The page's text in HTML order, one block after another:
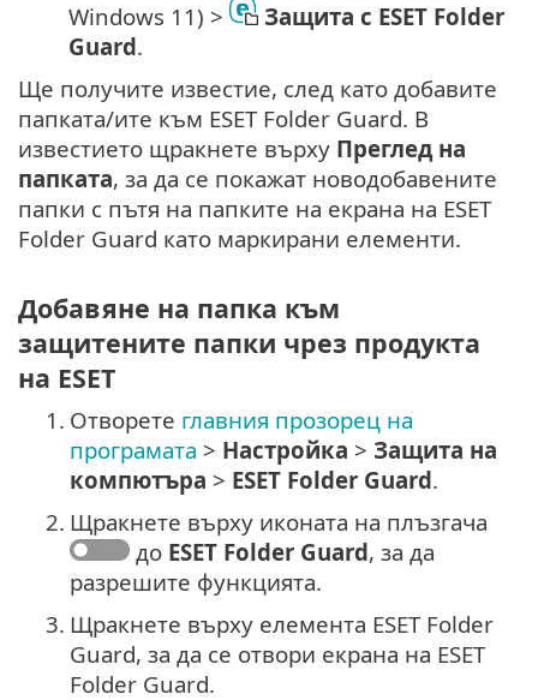
Windows 11) >
Защита с ESET Folder
Guard.
Ще получите известие, след като добавите
папката/ите към ESET Folder Guard. В
известието щракнете върху Преглед на
папката, за да се покажат новодобавените
папки с пътя на папките на екрана на ESET
Folder Guard като маркирани елементи.
Добавяне на папка към
защитените папки чрез продукта
на ESET
1. Отворете главния прозорец на
програмата > Настройка > Защита на
компютъра > ESET Folder Guard.
2. Щракнете върху иконата на плъзгача
до ESET Folder Guard, за да
разрешите функцията.
3. Щракнете върху елемента ESET Folder
Guard, за да се отвори екрана на ESET
Folder Guard.